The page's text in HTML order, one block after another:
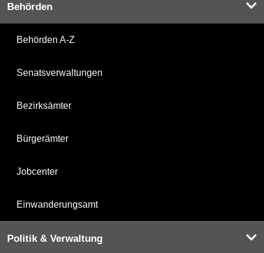
Behörden
Behörden A-Z
Senatsverwaltungen
Bezirksämter
Bürgerämter
Jobcenter
Einwanderungsamt
Politik & Verwaltung